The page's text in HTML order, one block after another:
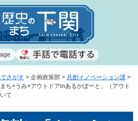
さがす > 企画政策部 > 共創イノベーション課 >
まち×うみ×アウトドアinあるかぽーと」（アウト
て